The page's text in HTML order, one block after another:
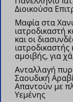
Διοικούσα
Μαφία στα
ιατροδικαστή
και οι
ιατροδικαστής
αμοιβής, για
Ανταλλαγή
Σαουδική
Απαντούν με
Υεμένης